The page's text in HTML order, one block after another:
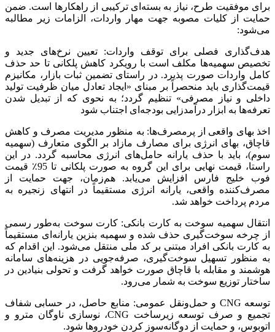
برای موفقیت طرح، نیاز به بسته‌ای ترکیبی از راهکارها است. ضمن
حمایت از کلیات مصوبه جهت مهار واردات، الزامات زیر مطالبه
می‌شود:
هدف‌گذاری فصلی برای توقف واردات: تعیین نرخ‌های جدید و
تخصیص سهمیه‌ها مکلف است با رویکرد کاهش پلکانی تا حد حذف
کامل واردات صورت پذیرد. در راستای تضمین ثبات بازار، مکانیزم
قیمت‌گذاری باید منحصراً بر مبنای «ایجاد تعادل میان ظرفیت تولید
داخلی و نیاز مصرفی» تنظیم گردد؛ به نحوی که از تبدیل شدن
تعرفه‌ها به ابزار درآمدزایی بودجه‌ای اجتناب شود
اخذ بهای واقعی از پرمصرف‌ها: به منظور مدیریت مصرف و کاهش
قاچاق، بهای انرژی برای مصارف مازاد بر الگوی متعارف (سهمیه
سوم)، باید با حذف یارانه حامل‌های انرژی محاسبه گردد. در این
راستا، قیمت نهایی برای این گروه به صورت پلکانی تا 95٪ قیمت
فوب خلیج فارس افزایش می‌یابد. هم‌زمان، جهت حمایت از
مصرف‌کننده واقعی، یارانه انرژی مستقیماً در انتهای زنجیره به
مردم پرداخت خواهد شد.
انتقال سهمیه سوخت به کارت بانکی: کارت سوخت به‌طور رسمی
از چرخه سوخت‌گیری حذف شده و سهمیه بنزین یارانه‌ای مستقیماً
به کارت بانکی افراد مبتنی بر کد ملی منتقل می‌شود. این اقدام که
به منظور تسهیل سوخت‌گیری، صرفه‌جویی در هزینه‌های سامانه
هوشمند و مقابله با قاچاق صورت خواهد گرفت و تحولی بنیادین در
ساختار توزیع سوخت به شمار می‌رود.
توسعه CNG و حمل‌ونقل عمومی: منابع حاصل، در حسابی شفاف
تجمیع و صرف توسعه زیرساخت CNG، نوسازی ناوگان مترو و
اتوبوس، و حمایت از دوگانه‌سوز کردن خودروها شود.